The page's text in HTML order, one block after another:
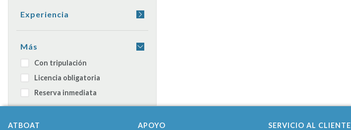
Lancha neumática
Motos acuáticas
Goleta
Barco diaria
Experiencia
Dormir en el barco
Más
Con tripulación
Licencia obligatoria
Reserva inmediata
ATBOAT APOYO SERVICIO AL CLIENTE